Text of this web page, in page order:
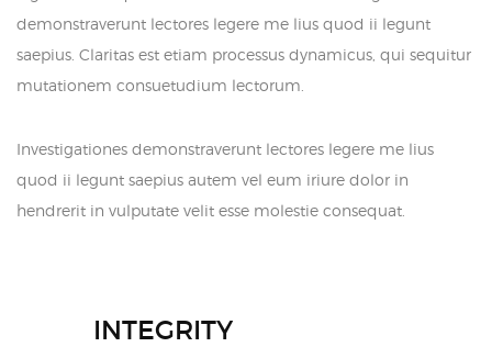
demonstraverunt lectores legere me lius quod ii legunt
saepius. Claritas est etiam processus dynamicus, qui sequitur
mutationem consuetudium lectorum.
Investigationes demonstraverunt lectores legere me lius
quod ii legunt saepius autem vel eum iriure dolor in
hendrerit in vulputate velit esse molestie consequat.
INTEGRITY